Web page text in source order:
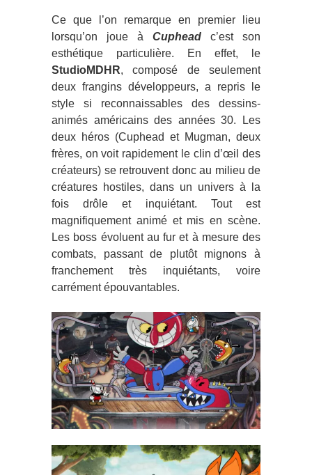
Ce que l’on remarque en premier lieu
lorsqu’on joue à Cuphead c’est son
esthétique particulière. En effet, le
StudioMDHR, composé de seulement
deux frangins développeurs, a repris le
style si reconnaissables des dessins-
animés américains des années 30. Les
deux héros (Cuphead et Mugman, deux
frères, on voit rapidement le clin d’œil des
créateurs) se retrouvent donc au milieu de
créatures hostiles, dans un univers à la
fois drôle et inquiétant. Tout est
magnifiquement animé et mis en scène.
Les boss évoluent au fur et à mesure des
combats, passant de plutôt mignons à
franchement très inquiétants, voire
carrément épouvantables.